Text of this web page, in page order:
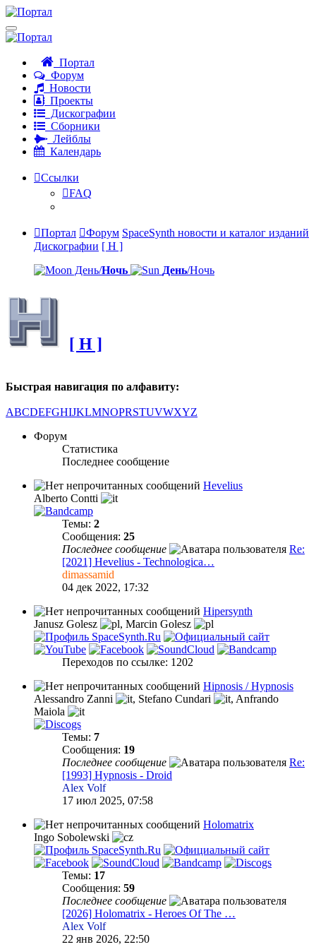
Портал
Форум
Новости
Проекты
Дискографии
Сборники
Лейблы
Календарь
Ссылки
FAQ
Портал Форум SpaceSynth новости и каталог изданий
Дискографии [ H ]
День/Ночь День/Ночь
[ H ]
Быстрая навигация по алфавиту:
ABCDEFGHIJKLMNOPRSTUVWXYZ
Форум
Статистика
Последнее сообщение
Hevelius
Alberto Contti
Темы: 2
Сообщения: 25
Последнее сообщение
Re:
[2021] Hevelius - Technologica…
dimassamid
04 дек 2022, 17:32
Hipersynth
Janusz Golesz
, Marcin Golesz
Переходов по ссылке: 1202
Hipnosis / Hypnosis
Alessandro Zanni
, Stefano Cundari , Anfrando
Maiola
Темы: 7
Сообщения: 19
Последнее сообщение
Re:
[1993] Hypnosis - Droid
Alex Volf
17 июл 2025, 07:58
Holomatrix
Ingo Sobolewski
Темы: 17
Сообщения: 59
Последнее сообщение
[2026] Holomatrix - Heroes Of The …
Alex Volf
22 янв 2026, 22:50